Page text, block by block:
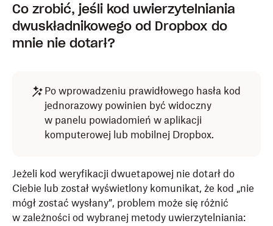
Co zrobić, jeśli kod uwierzytelniania
dwuskładnikowego od Dropbox do
mnie nie dotarł?
Po wprowadzeniu prawidłowego hasła kod
jednorazowy powinien być widoczny
w panelu powiadomień w aplikacji
komputerowej lub mobilnej Dropbox.
Jeżeli kod weryfikacji dwuetapowej nie dotarł do
Ciebie lub został wyświetlony komunikat, że kod „nie
mógł zostać wysłany”, problem może się różnić
w zależności od wybranej metody uwierzytelniania: